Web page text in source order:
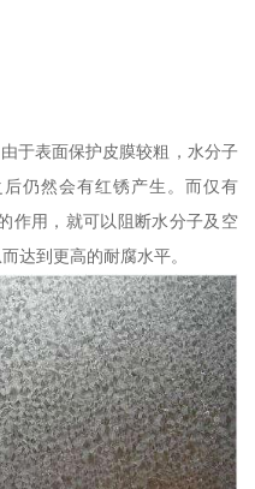
于表面保护皮膜较粗，水分子
仍然会有红锈产生。而仅有
作用，就可以阻断水分子及空
达到更高的耐腐水平。